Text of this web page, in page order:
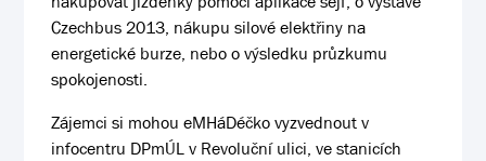
Czechbus 2013, nákupu silové elektřiny na
energetické burze, nebo o výsledku průzkumu
spokojenosti.
Zájemci si mohou eMHáDéčko vyzvednout v
infocentru DPmÚL v Revoluční ulici, ve stanicích